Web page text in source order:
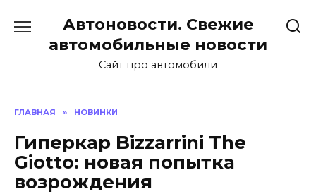
содержанию
Автоновости. Свежие
автомобильные новости
Сайт про автомобили
ГЛАВНАЯ » НОВИНКИ
Гиперкар Bizzarrini The
Giotto: новая попытка
возрождения